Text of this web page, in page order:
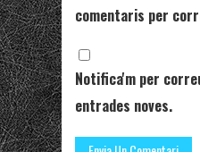
comentaris per
Notifica'm per
entrades noves.